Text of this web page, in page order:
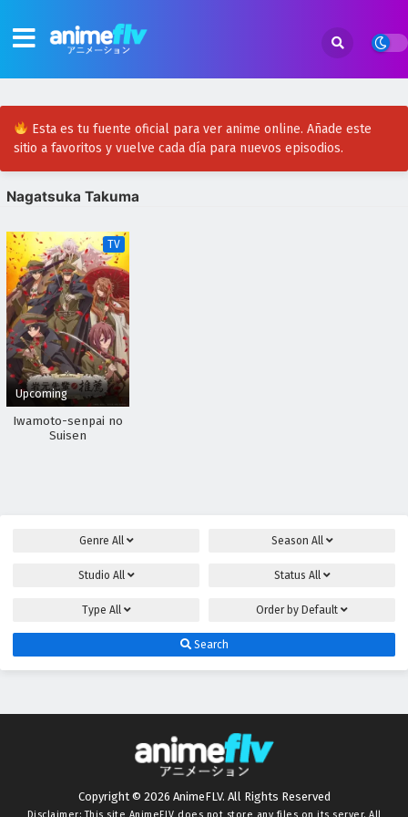
Esta es tu fuente oficial para ver anime online. Añade este
sitio a favoritos y vuelve cada día para nuevos episodios.
Nagatsuka Takuma
TV
Upcoming
Iwamoto-senpai no
Suisen
Genre All Season All
Studio All Status All
Type All Order by Default
Search
Copyright © 2026 AnimeFLV. All Rights Reserved